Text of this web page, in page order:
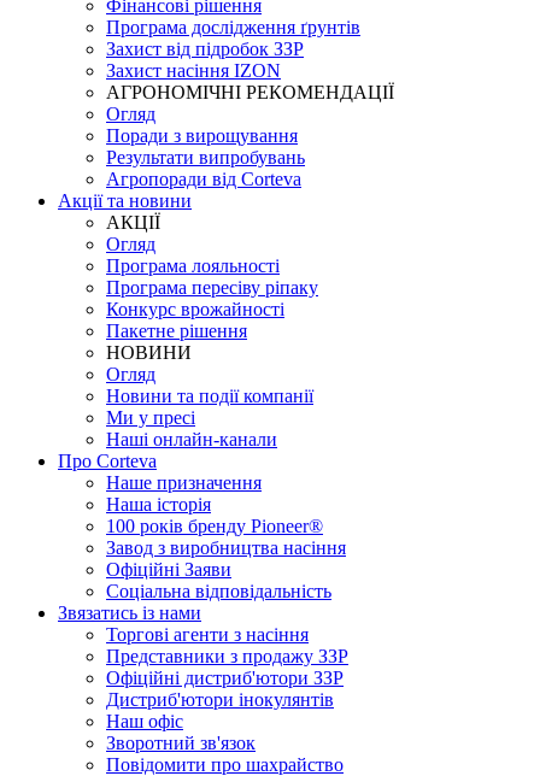
Фінансові рішення
Програма дослідження ґрунтів
Захист від підробок ЗЗР
Захист насіння IZON
АГРОНОМІЧНІ РЕКОМЕНДАЦІЇ
Огляд
Поради з вирощування
Результати випробувань
Агропоради від Corteva
Акції та новини
АКЦІЇ
Огляд
Програма лояльності
Програма пересіву ріпаку
Конкурс врожайності
Пакетне рішення
НОВИНИ
Огляд
Новини та події компанії
Ми у пресі
Наші онлайн-канали
Про Corteva
Наше призначення
Наша історія
100 років бренду Pioneer®
Завод з виробництва насіння
Офіційні Заяви
Соціальна відповідальність
Звязатись із нами
Торгові агенти з насіння
Представники з продажу ЗЗР
Офіційні дистриб'ютори ЗЗР
Дистриб'ютори інокулянтів
Наш офіс
Зворотний зв'язок
Повідомити про шахрайство